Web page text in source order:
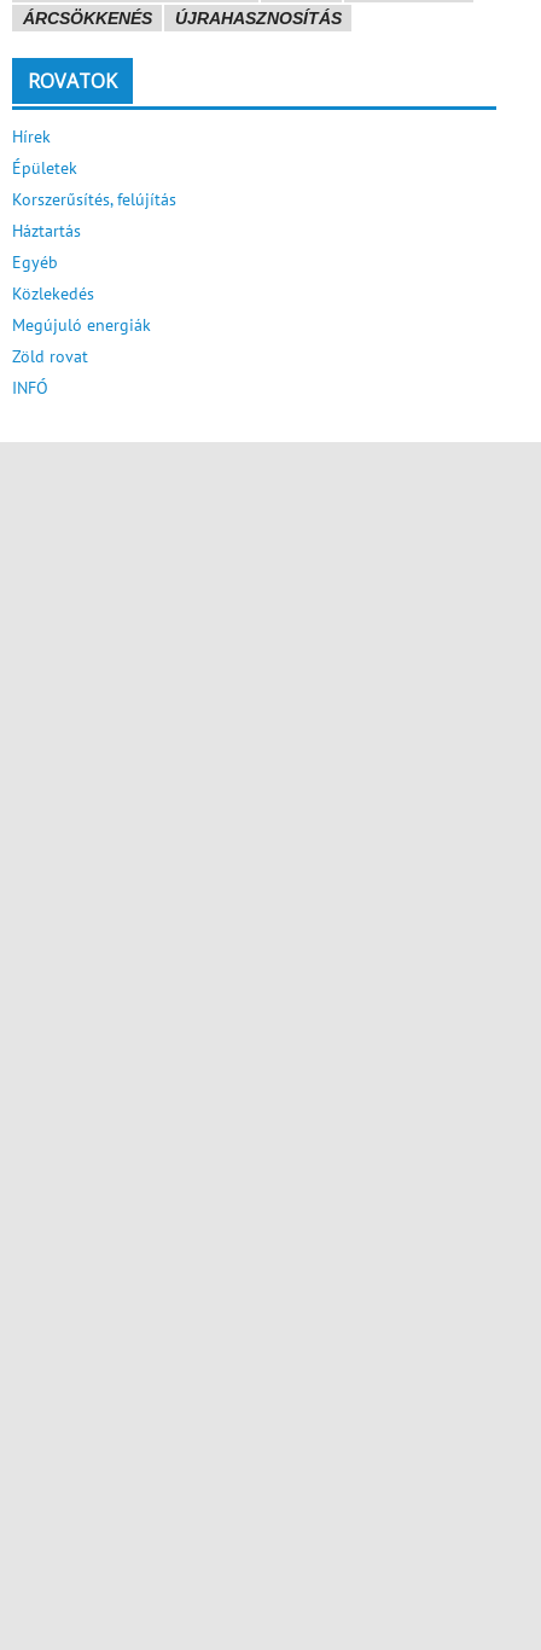
ÁRCSÖKKENÉS
ÚJRAHASZNOSÍTÁS
ROVATOK
Hírek
Épületek
Korszerűsítés, felújítás
Háztartás
Egyéb
Közlekedés
Megújuló energiák
Zöld rovat
INFÓ